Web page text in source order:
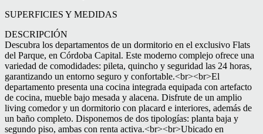
SUPERFICIES Y MEDIDAS
DESCRIPCIÓN
Descubra los departamentos de un dormitorio en el exclusivo Flats
del Parque, en Córdoba Capital. Este moderno complejo ofrece una
variedad de comodidades: pileta, quincho y seguridad las 24 horas,
garantizando un entorno seguro y confortable.<br><br>El
departamento presenta una cocina integrada equipada con artefacto
de cocina, mueble bajo mesada y alacena. Disfrute de un amplio
living comedor y un dormitorio con placard e interiores, además de
un baño completo. Disponemos de dos tipologías: planta baja y
segundo piso, ambas con renta activa.<br><br>Ubicado en